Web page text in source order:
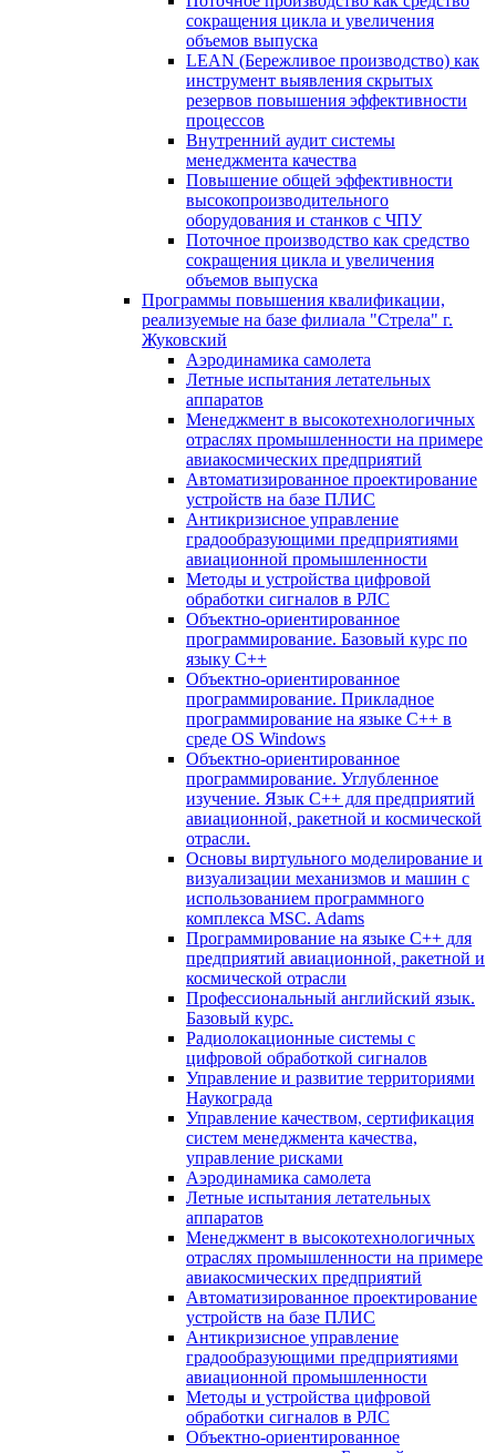
сокращения цикла и увеличения
объемов выпуска
LEAN (Бережливое производство) как
инструмент выявления скрытых
резервов повышения эффективности
процессов
Внутренний аудит системы
менеджмента качества
Повышение общей эффективности
высокопроизводительного
оборудования и станков с ЧПУ
Поточное производство как средство
сокращения цикла и увеличения
объемов выпуска
Программы повышения квалификации,
реализуемые на базе филиала "Стрела" г.
Жуковский
Аэродинамика самолета
Летные испытания летательных
аппаратов
Менеджмент в высокотехнологичных
отраслях промышленности на примере
авиакосмических предприятий
Автоматизированное проектирование
устройств на базе ПЛИС
Антикризисное управление
градообразующими предприятиями
авиационной промышленности
Методы и устройства цифровой
обработки сигналов в РЛС
Объектно-ориентированное
программирование. Базовый курс по
языку С++
Объектно-ориентированное
программирование. Прикладное
программирование на языке С++ в
среде OS Windows
Объектно-ориентированное
программирование. Углубленное
изучение. Язык С++ для предприятий
авиационной, ракетной и космической
отрасли.
Основы виртульного моделирование и
визуализации механизмов и машин с
использованием программного
комплекса MSC. Adams
Программирование на языке С++ для
предприятий авиационной, ракетной и
космической отрасли
Профессиональный английский язык.
Базовый курс.
Радиолокационные системы с
цифровой обработкой сигналов
Управление и развитие территориями
Наукограда
Управление качеством, сертификация
систем менеджмента качества,
управление рисками
Аэродинамика самолета
Летные испытания летательных
аппаратов
Менеджмент в высокотехнологичных
отраслях промышленности на примере
авиакосмических предприятий
Автоматизированное проектирование
устройств на базе ПЛИС
Антикризисное управление
градообразующими предприятиями
авиационной промышленности
Методы и устройства цифровой
обработки сигналов в РЛС
Объектно-ориентированное